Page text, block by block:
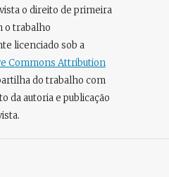
o direito de primeira
o trabalho
licenciado sob a
Commons Attribution
do trabalho com
da autoria e publicação